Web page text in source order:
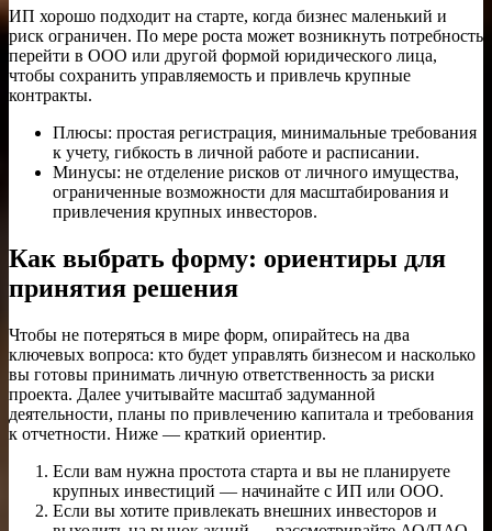
ИП хорошо подходит на старте, когда бизнес маленький и
риск ограничен. По мере роста может возникнуть потребность
перейти в ООО или другой формой юридического лица,
чтобы сохранить управляемость и привлечь крупные
контракты.
Плюсы: простая регистрация, минимальные требования
к учету, гибкость в личной работе и расписании.
Минусы: не отделение рисков от личного имущества,
ограниченные возможности для масштабирования и
привлечения крупных инвесторов.
Как выбрать форму: ориентиры для
принятия решения
Чтобы не потеряться в мире форм, опирайтесь на два
ключевых вопроса: кто будет управлять бизнесом и насколько
вы готовы принимать личную ответственность за риски
проекта. Далее учитывайте масштаб задуманной
деятельности, планы по привлечению капитала и требования
к отчетности. Ниже — краткий ориентир.
Если вам нужна простота старта и вы не планируете
крупных инвестиций — начинайте с ИП или ООО.
Если вы хотите привлекать внешних инвесторов и